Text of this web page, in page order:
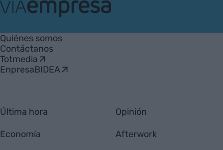
Empresa
Quiénes somos
Contáctanos
Totmedia
EnpresaBIDEA
Última hora
Economía
Opinión
Afterwork